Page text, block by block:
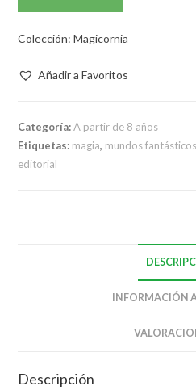
Colección: Magicornia
Añadir a Favoritos
Categoría:A partir de 8 años
Etiquetas: magia, mundos
editorial
INFORMACIÓN
Descripción